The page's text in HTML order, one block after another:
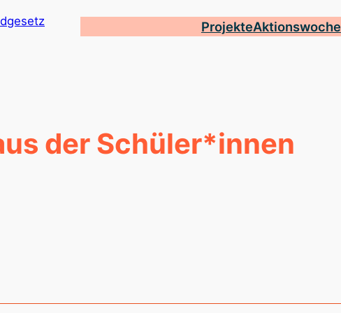
ProjekteAktionswoche
der Schüler*innen